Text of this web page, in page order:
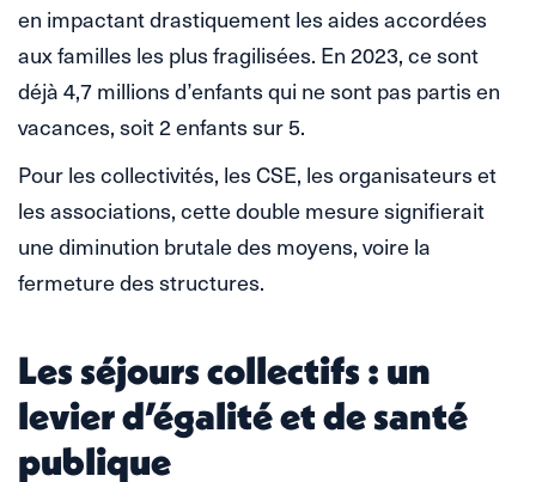
en impactant drastiquement les aides accordées
aux familles les plus fragilisées. En 2023, ce sont
déjà 4,7 millions d’enfants qui ne sont pas partis en
vacances, soit 2 enfants sur 5.
Pour les collectivités, les CSE, les organisateurs et
les associations, cette double mesure signifierait
une diminution brutale des moyens, voire la
fermeture des structures.
Les séjours collectifs : un
levier d’égalité et de santé
publique